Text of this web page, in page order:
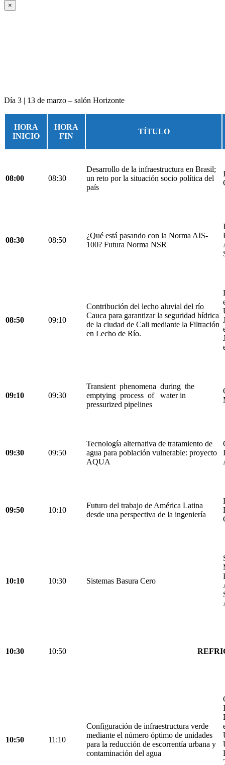
×
Día 3 | 13 de marzo – salón Horizonte
HORA
INICIO
HORA
FIN
TÍTULO
08:00 08:30
Desarrollo de la infraestructura en Brasil;
un reto por la situación socio política del
país
08:30 08:50
¿Qué está pasando con la Norma AIS-
100? Futura Norma NSR
08:50 09:10
Contribución del lecho aluvial del río
Cauca para garantizar la seguridad hídrica
de la ciudad de Cali mediante la Filtración
en Lecho de Río.
09:10 09:30
Transient phenomena during the
emptying process of water in
pressurized pipelines
09:30 09:50
Tecnología alternativa de tratamiento de
agua para población vulnerable: proyecto
AQUA
09:50 10:10
Futuro del trabajo de América Latina
desde una perspectiva de la ingeniería
10:10 10:30 Sistemas Basura Cero
10:30 10:50
10:50 11:10
Configuración de infraestructura verde
mediante el número óptimo de unidades
para la reducción de escorrentía urbana y
contaminación del agua